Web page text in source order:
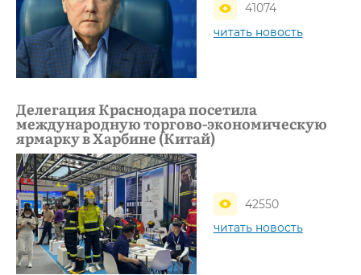
41074
читать новость
Делегация Краснодара посетила
международную торгово-экономическую
ярмарку в Харбине (Китай)
42550
читать новость